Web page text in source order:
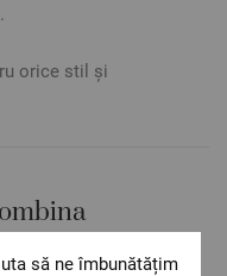
orice stil și
să ne îmbunătățim